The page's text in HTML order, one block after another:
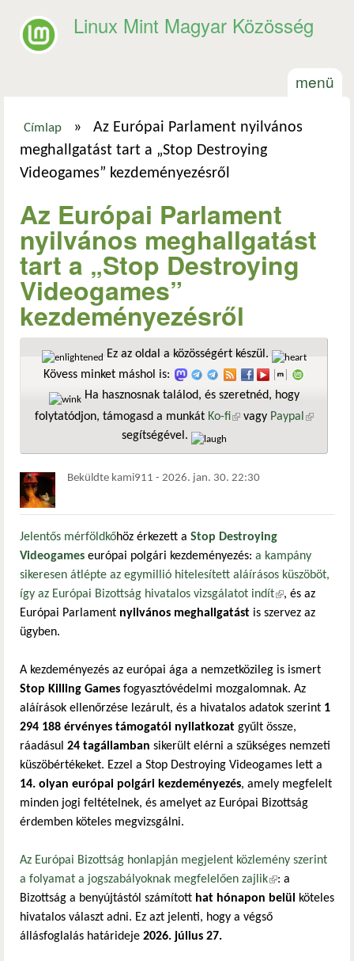
Linux Mint Magyar Közösség
menü
Jelenlegi hely
Címlap »
Az Európai Parlament nyilvános
meghallgatást tart a „Stop Destroying
Videogames” kezdeményezésről
Az Európai Parlament
nyilvános meghallgatást
tart a „Stop Destroying
Videogames”
kezdeményezésről
Ez az oldal a közösségért készül.
Kövess minket máshol is:
Ha hasznosnak találod, és szeretnéd, hogy
folytatódjon, támogasd a munkát Ko-fi(külső hivatkozás)
vagy Paypal
segítségével.
Beküldte kami911 - 2026. jan. 30. 22:30
Jelentős mérföldkőhöz érkezett a Stop Destroying
Videogames európai polgári kezdeményezés: a kampány
sikeresen átlépte az egymillió hitelesített aláírásos küszöböt,
így az Európai Bizottság hivatalos vizsgálatot indít(külső
hivatkozás)
, és az
Európai Parlament nyilvános meghallgatást is szervez az
ügyben.
A kezdeményezés az európai ága a nemzetközileg is ismert
Stop Killing Games fogyasztóvédelmi mozgalomnak. Az
aláírások ellenőrzése lezárult, és a hivatalos adatok szerint 1
294 188 érvényes támogatói nyilatkozat gyűlt össze,
ráadásul 24 tagállamban sikerült elérni a szükséges nemzeti
küszöbértékeket. Ezzel a Stop Destroying Videogames lett a
14. olyan európai polgári kezdeményezés, amely megfelelt
minden jogi feltételnek, és amelyet az Európai Bizottság
érdemben köteles megvizsgálni.
Az Európai Bizottság honlapján megjelent közlemény szerint
a folyamat a jogszabályoknak megfelelően zajlik(külső
hivatkozás)
: a
Bizottság a benyújtástól számított hat hónapon belül
köteles
hivatalos választ adni. Ez azt jelenti, hogy a végső
állásfoglalás határideje 2026. július 27.